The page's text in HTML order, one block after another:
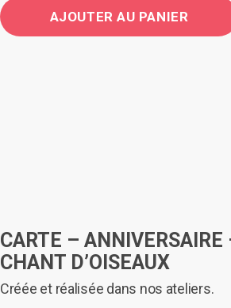
AJOUTER AU PANIER
CARTE – ANNIVERSAIRE
CHANT D’OISEAUX
Créée et réalisée dans nos ateliers.